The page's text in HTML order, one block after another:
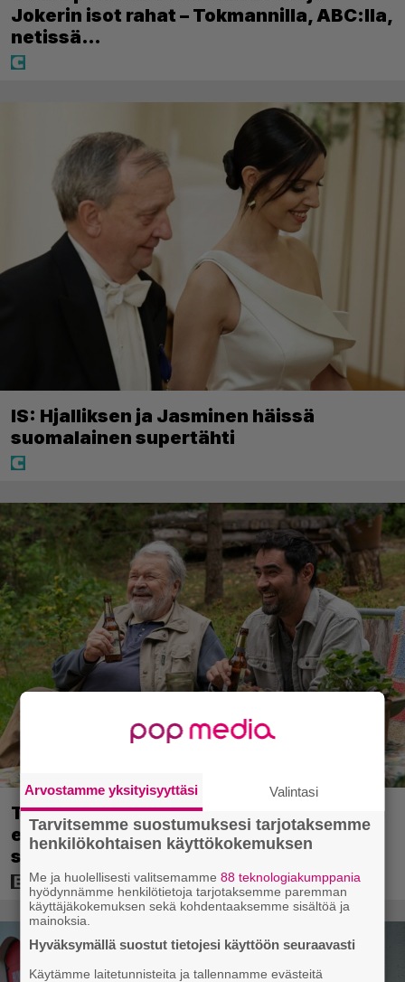
Jokerin isot rahat – Tokmannilla, ABC:lla,
netissä…
IS: Hjalliksen ja Jasminen häissä
suomalainen supertähti
Tänään tv:ssä: Koskettava kotimainen
elokuva vuodelta 2020 – ”Tehty isolla
sydämellä”
Arvostamme yksityisyyttäsi Valintasi
Tarvitsemme suostumuksesi tarjotaksemme
henkilökohtaisen käyttökokemuksen
Me ja huolellisesti valitsemamme88 teknologiakumppania
hyödynnämme henkilötietoja tarjotaksemme paremman
käyttäjäkokemuksen sekä kohdentaaksemme sisältöä ja
mainoksia.
Hyväksymällä suostut tietojesi käyttöön seuraavasti
Käytämme laitetunnisteita ja tallennamme evästeitä